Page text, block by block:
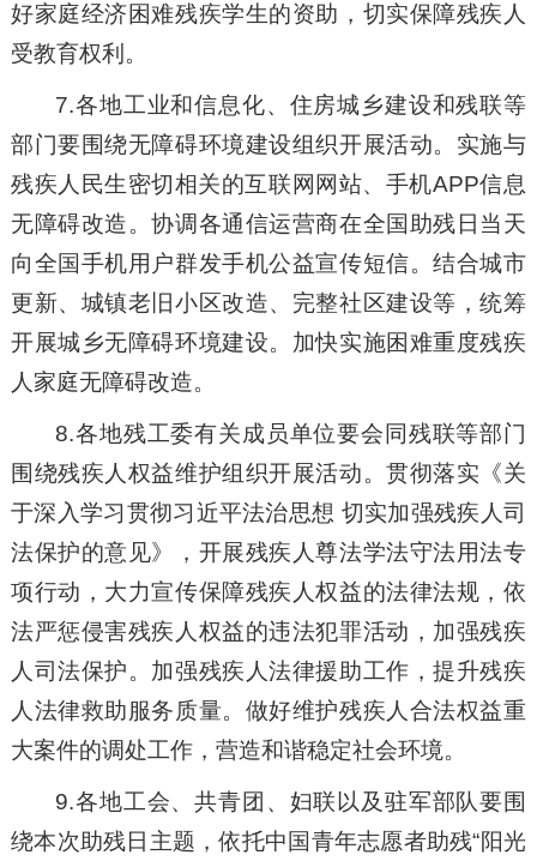
好家庭经济困难残疾学生的资助，切实保障残疾人
受教育权利。
7.各地工业和信息化、住房城乡建设和残联等
部门要围绕无障碍环境建设组织开展活动。实施与
残疾人民生密切相关的互联网网站、手机APP信息
无障碍改造。协调各通信运营商在全国助残日当天
向全国手机用户群发手机公益宣传短信。结合城市
更新、城镇老旧小区改造、完整社区建设等，统筹
开展城乡无障碍环境建设。加快实施困难重度残疾
人家庭无障碍改造。
8.各地残工委有关成员单位要会同残联等部门
围绕残疾人权益维护组织开展活动。贯彻落实《关
于深入学习贯彻习近平法治思想 切实加强残疾人司
法保护的意见》，开展残疾人尊法学法守法用法专
项行动，大力宣传保障残疾人权益的法律法规，依
法严惩侵害残疾人权益的违法犯罪活动，加强残疾
人司法保护。加强残疾人法律援助工作，提升残疾
人法律救助服务质量。做好维护残疾人合法权益重
大案件的调处工作，营造和谐稳定社会环境。
9.各地工会、共青团、妇联以及驻军部队要围
绕本次助残日主题，依托中国青年志愿者助残“阳光